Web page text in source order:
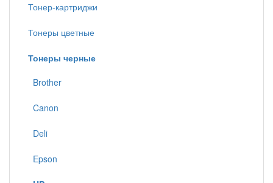
Тонер-картриджи
Тонеры цветные
Тонеры черные
Brother
Canon
Deli
Epson